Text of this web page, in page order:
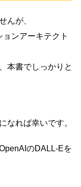
んが、
ンアーキテクト
本書でしっかりと
なれば幸いです。
のDALL-Eを